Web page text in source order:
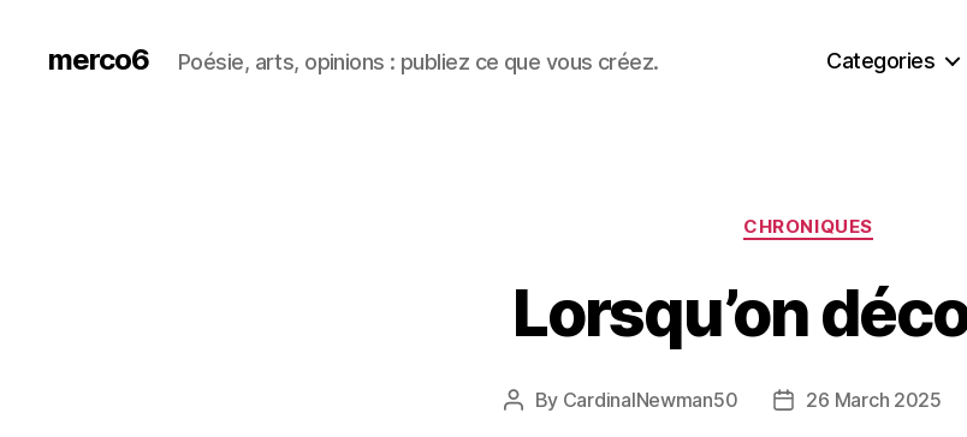
merco6 Poésie, arts, opinions : publiez ce que vous créez. Categories
Categories
CHRONIQUES
Lorsqu’on
Post
By CardinalNewman50
Post26 March 2025